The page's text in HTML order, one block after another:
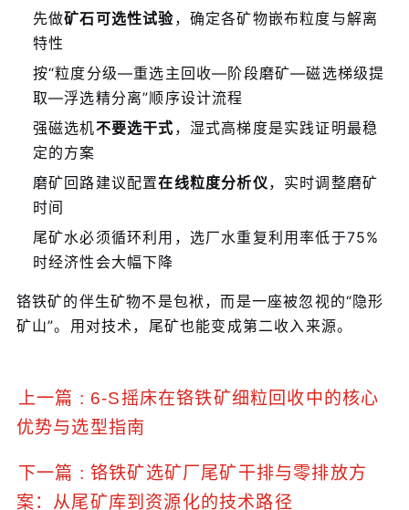
先做矿石可选性试验，确定各矿物嵌布粒度与解离
特性
按“粒度分级—重选主回收—阶段磨矿—磁选梯级提
取—浮选精分离”顺序设计流程
强磁选机不要选干式 ，湿式高梯度是实践证明最稳
定的方案
磨矿回路建议配置在线粒度分析仪，实时调整磨矿
时间
尾矿水必须循环利用，选厂水重复利用率低于75%
时经济性会大幅下降
铬铁矿的伴生矿物不是包袱，而是一座被忽视的“隐形
矿山”。用对技术，尾矿也能变成第二收入来源。
上一篇 : 6-S摇床在铬铁矿细粒回收中的核心
优势与选型指南
下一篇 : 铬铁矿选矿厂尾矿干排与零排放方
案：从尾矿库到资源化的技术路径